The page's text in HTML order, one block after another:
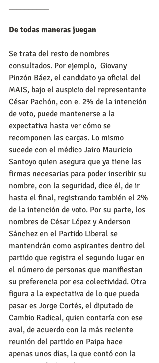
De todas maneras juegan
Se trata del resto de nombres
consultados. Por ejemplo,  Giovany
Pinzón Báez, el candidato ya oficial del
MAIS, bajo el auspicio del representante
César Pachón, con el 2% de la intención
de voto, puede mantenerse a la
expectativa hasta ver cómo se
recomponen las cargas. Lo mismo
sucede con el médico Jairo Mauricio
Santoyo quien asegura que ya tiene las
firmas necesarias para poder inscribir su
nombre, con la seguridad, dice él, de ir
hasta el final, registrando también el 2%
de la intención de voto. Por su parte, los
nombres de César López y Anderson
Sánchez en el Partido Liberal se
mantendrán como aspirantes dentro del
partido que registra el segundo lugar en
el número de personas que manifiestan
su preferencia por esa colectividad. Otra
figura a la expectativa de lo que pueda
pasar es Jorge Cortés, el diputado de
Cambio Radical, quien contaría con ese
aval, de acuerdo con la más reciente
reunión del partido en Paipa hace
apenas unos días, la que contó con la